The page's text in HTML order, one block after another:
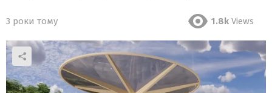
3 роки тому 1.8k Views